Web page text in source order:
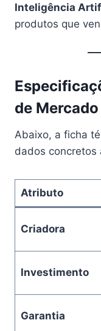
Inteligência
produtos que
de Mercado
Abaixo, a ficha
dados concretos
Atributo
Criadora
Investimento
Garantia